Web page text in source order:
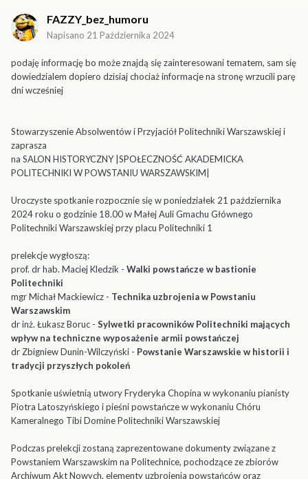
FAZZY_bez_humoru
Napisano 21 Października 2024
podaję informację bo może znajdą się zainteresowani tematem, sam się
dowiedzialem dopiero dzisiaj chociaż informacje na stronę wrzucili parę
dni wcześniej
Stowarzyszenie Absolwentów i Przyjaciół Politechniki Warszawskiej i
zaprasza
na SALON HISTORYCZNY |SPOŁECZNOŚĆ AKADEMICKA
POLITECHNIKI W POWSTANIU WARSZAWSKIM|
Uroczyste spotkanie rozpocznie się w poniedziałek 21 października
2024 roku o godzinie 18.00 w Małej Auli Gmachu Głównego
Politechniki Warszawskiej przy placu Politechniki 1
prelekcje wygłoszą:
prof. dr hab. Maciej Kledzik - Walki powstańcze w bastionie
Politechniki
mgr Michał Mackiewicz - Technika uzbrojenia w Powstaniu
Warszawskim
dr inż. Łukasz Boruc - Sylwetki pracowników Politechniki mających
wpływ na techniczne wyposażenie armii powstańczej
dr Zbigniew Dunin-Wilczyński - Powstanie Warszawskie w historii i
tradycji przyszłych pokoleń
Spotkanie uświetnią utwory Fryderyka Chopina w wykonaniu pianisty
Piotra Latoszyńskiego i pieśni powstańcze w wykonaniu Chóru
Kameralnego Tibi Domine Politechniki Warszawskiej
Podczas prelekcji zostaną zaprezentowane dokumenty związane z
Powstaniem Warszawskim na Politechnice, pochodzące ze zbiorów
Archiwum Akt Nowych, elementy uzbrojenia powstańców oraz